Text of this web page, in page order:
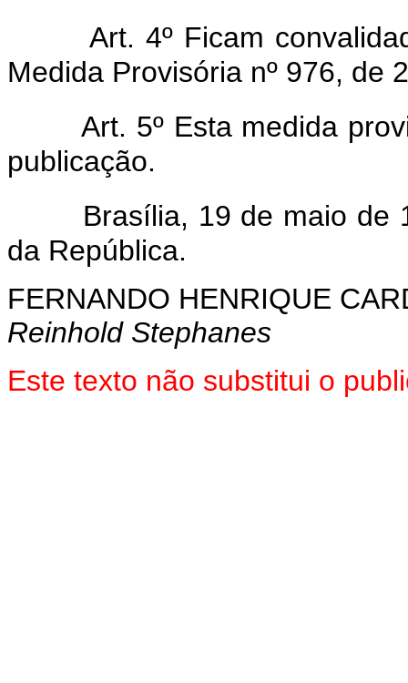
Art. 4º Ficam
Medida Provisória nº 976, de
Art. 5º Esta medida
publicação.
Brasília, 19 de maio de
da República.
FERNANDO HENRIQUE
Reinhold Stephanes
Este texto não substitui o